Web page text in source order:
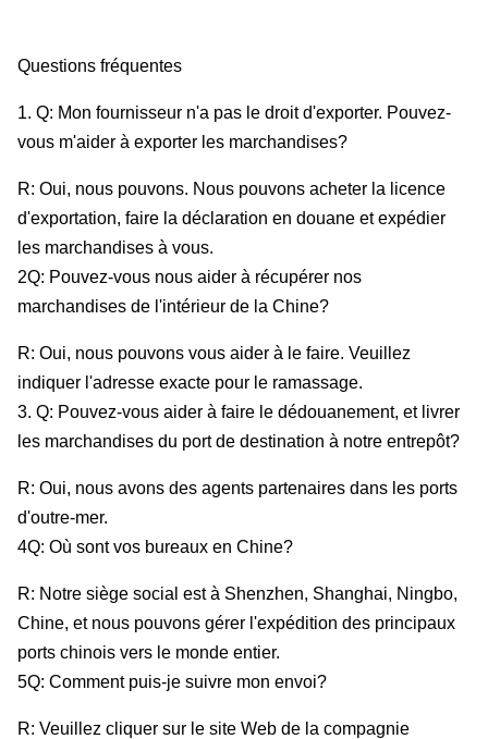
Questions fréquentes
1. Q: Mon fournisseur n'a pas le droit d'exporter. Pouvez-
vous m'aider à exporter les marchandises?
R: Oui, nous pouvons. Nous pouvons acheter la licence
d'exportation, faire la déclaration en douane et expédier
les marchandises à vous.
2Q: Pouvez-vous nous aider à récupérer nos
marchandises de l'intérieur de la Chine?
R: Oui, nous pouvons vous aider à le faire. Veuillez
indiquer l'adresse exacte pour le ramassage.
3. Q: Pouvez-vous aider à faire le dédouanement, et livrer
les marchandises du port de destination à notre entrepôt?
R: Oui, nous avons des agents partenaires dans les ports
d'outre-mer.
4Q: Où sont vos bureaux en Chine?
R: Notre siège social est à Shenzhen, Shanghai, Ningbo,
Chine, et nous pouvons gérer l'expédition des principaux
ports chinois vers le monde entier.
5Q: Comment puis-je suivre mon envoi?
R: Veuillez cliquer sur le site Web de la compagnie